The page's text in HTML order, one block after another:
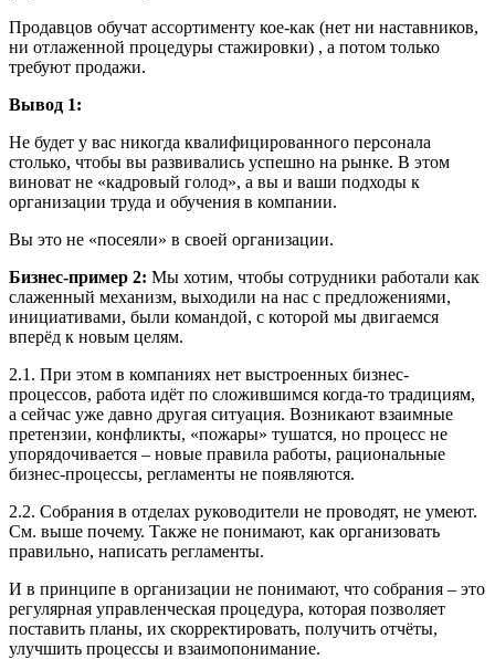
Продавцов обучат ассортименту кое-как (нет ни наставников,
ни отлаженной процедуры стажировки) , а потом только
требуют продажи.
Вывод 1:
Не будет у вас никогда квалифицированного персонала
столько, чтобы вы развивались успешно на рынке. В этом
виноват не «кадровый голод», а вы и ваши подходы к
организации труда и обучения в компании.
Вы это не «посеяли» в своей организации.
Бизнес-пример 2: Мы хотим, чтобы сотрудники работали как
слаженный механизм, выходили на нас с предложениями,
инициативами, были командой, с которой мы двигаемся
вперёд к новым целям.
2.1. При этом в компаниях нет выстроенных бизнес-
процессов, работа идёт по сложившимся когда-то традициям,
а сейчас уже давно другая ситуация. Возникают взаимные
претензии, конфликты, «пожары» тушатся, но процесс не
упорядочивается – новые правила работы, рациональные
бизнес-процессы, регламенты не появляются.
2.2. Собрания в отделах руководители не проводят, не умеют.
См. выше почему. Также не понимают, как организовать
правильно, написать регламенты.
И в принципе в организации не понимают, что собрания – это
регулярная управленческая процедура, которая позволяет
поставить планы, их скорректировать, получить отчёты,
улучшить процессы и взаимопонимание.